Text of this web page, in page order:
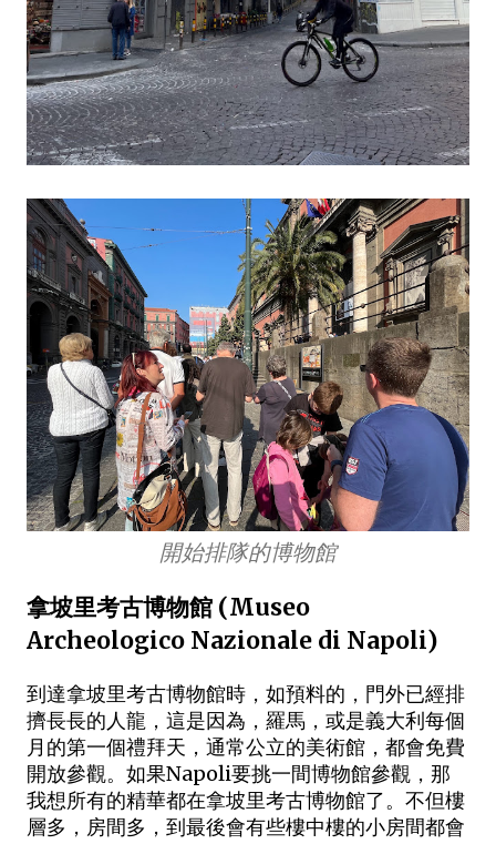
開始排隊的博物館
拿坡里考古博物館 (Museo
Archeologico Nazionale di Napoli)
到達拿坡里考古博物館時，如預料的，門外已經排
擠長長的人龍，這是因為，羅馬，或是義大利每個
月的第一個禮拜天，通常公立的美術館，都會免費
開放參觀。如果Napoli要挑一間博物館參觀，那
我想所有的精華都在拿坡里考古博物館了。不但樓
層多，房間多，到最後會有些樓中樓的小房間都會